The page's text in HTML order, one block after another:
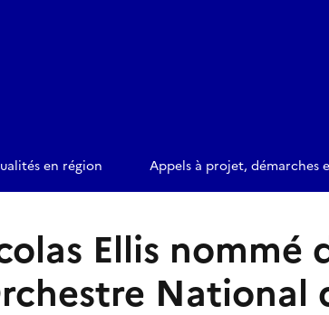
en région Appels à projet, démarches
Ellis nommé
National